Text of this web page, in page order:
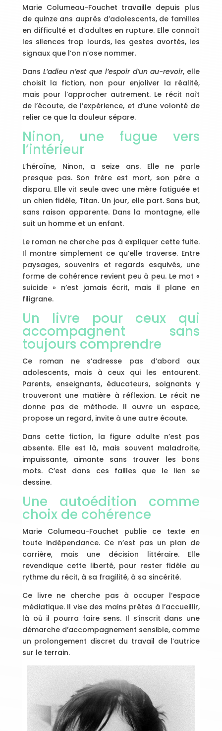
Marie Columeau-Fouchet travaille depuis plus
de quinze ans auprès d’adolescents, de familles
en difficulté et d’adultes en rupture. Elle connaît
les silences trop lourds, les gestes avortés, les
signaux que l’on n’ose nommer.
DansL’adieu n’est que l’espoir d’un au-revoir, elle
choisit la fiction, non pour enjoliver la réalité,
mais pour l’approcher autrement. Le récit naît
de l’écoute, de l’expérience, et d’une volonté de
relier ce que la douleur sépare.
Ninon, une fugue vers
l’intérieur
L’héroïne, Ninon, a seize ans. Elle ne parle
presque pas. Son frère est mort, son père a
disparu. Elle vit seule avec une mère fatiguée et
un chien fidèle, Titan. Un jour, elle part. Sans but,
sans raison apparente. Dans la montagne, elle
suit un homme et un enfant.
Le roman ne cherche pas à expliquer cette fuite.
Il montre simplement ce qu’elle traverse. Entre
paysages, souvenirs et regards esquivés, une
forme de cohérence revient peu à peu. Le mot «
suicide » n’est jamais écrit, mais il plane en
filigrane.
Un livre pour ceux qui
accompagnent sans
toujours comprendre
Ce roman ne s’adresse pas d’abord aux
adolescents, mais à ceux qui les entourent.
Parents, enseignants, éducateurs, soignants y
trouveront une matière à réflexion. Le récit ne
donne pas de méthode. Il ouvre un espace,
propose un regard, invite à une autre écoute.
Dans cette fiction, la figure adulte n’est pas
absente. Elle est là, mais souvent maladroite,
impuissante, aimante sans trouver les bons
mots. C’est dans ces failles que le lien se
dessine.
Une autoédition comme
choix de cohérence
Marie Columeau-Fouchet publie ce texte en
toute indépendance. Ce n’est pas un plan de
carrière, mais une décision littéraire. Elle
revendique cette liberté, pour rester fidèle au
rythme du récit, à sa fragilité, à sa sincérité.
Ce livre ne cherche pas à occuper l’espace
médiatique. Il vise des mains prêtes à l’accueillir,
là où il pourra faire sens. Il s’inscrit dans une
démarche d’accompagnement sensible, comme
un prolongement discret du travail de l’autrice
sur le terrain.